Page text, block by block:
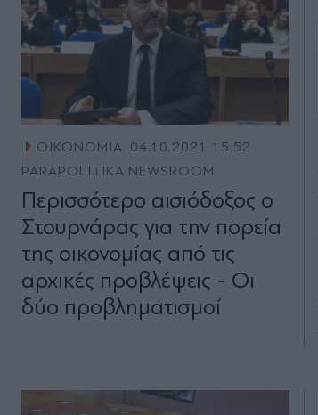
ΟΙΚΟΝΟΜΙΑ 04.10.2021 15:52
PARAPOLITIKA NEWSROOM
Περισσότερο αισιόδοξος ο
Στουρνάρας για την πορεία
της οικονομίας από τις
αρχικές προβλέψεις - Οι
δύο προβληματισμοί